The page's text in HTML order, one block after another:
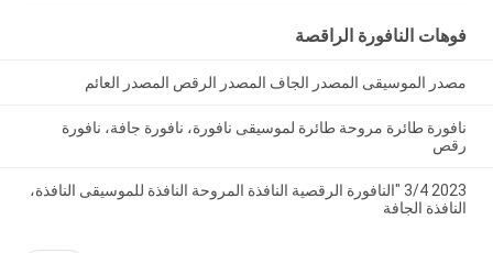
فوهات النافورة الراقصة
مصدر الموسيقى المصدر الجاف المصدر الرقص المصدر العائم
نافورة طائرة مروحة طائرة لموسيقى نافورة، نافورة جافة، نافورة
رقص
2023 3/4 "النافورة الرقصية النافذة المروحة النافذة للموسيقى النافذة،
النافذة الجافة